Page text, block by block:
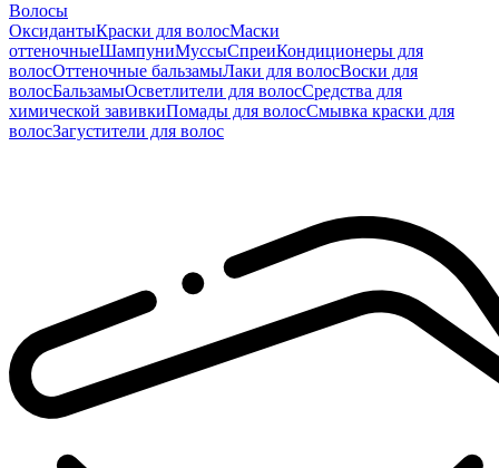
Волосы
ОксидантыКраски для волосМаски
оттеночныеШампуниМуссыСпреиКондиционеры для
волосОттеночные бальзамыЛаки для волосВоски для
волосБальзамыОсветлители для волосСредства для
химической завивкиПомады для волосСмывка краски для
волосЗагустители для волос